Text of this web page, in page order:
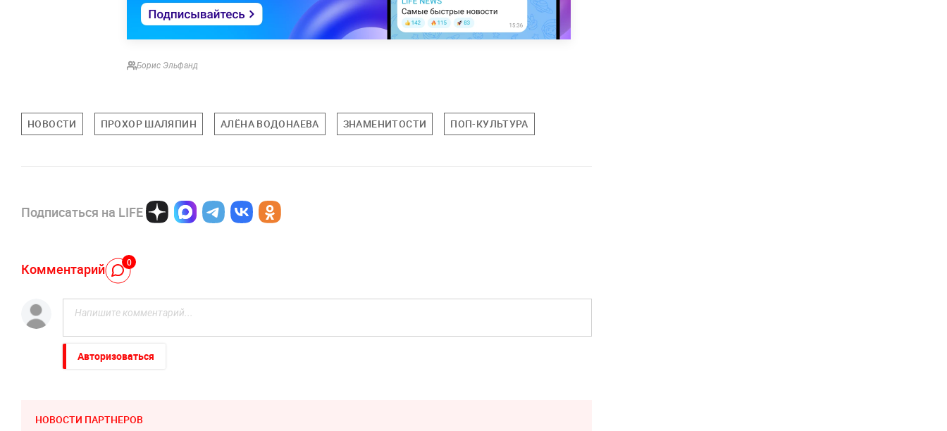
Борис Эльфанд
НОВОСТИ ПРОХОР ШАЛЯПИН АЛЁНА ВОДОНАЕВА ЗНАМЕНИТОСТИ ПОП-КУЛЬТУРА
Подписаться на LIFE
Комментарий 0
Авторизоваться
НОВОСТИ ПАРТНЕРОВ